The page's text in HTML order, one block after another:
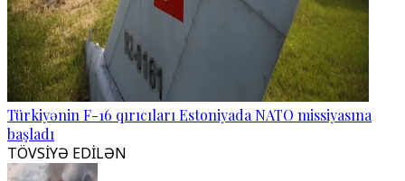
Türkiyənin F-16 qırıcıları Estoniyada NATO missiyasına
başladı
TÖVSİYƏ EDİLƏN